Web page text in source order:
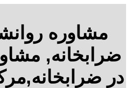
مشاوره
ضرابخانه,
در